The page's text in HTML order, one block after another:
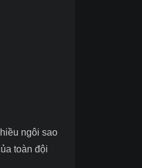
ngôi sao
toàn đội